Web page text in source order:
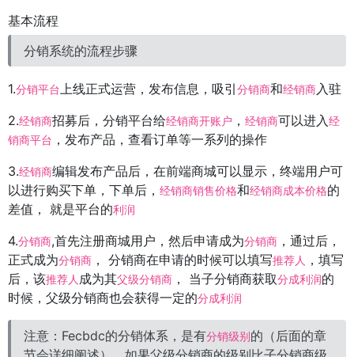
基本流程
分销系统的流程步骤
1.分销平台上线正式运营，发布信息，吸引分销商和经销商入驻
2.经销商招募后，分销平台给经销商开账户 ， 经销商可以进入经
销商平台 ，发布产品，查看订单等一系列的操作
3.经销商编辑发布产品后，在前端商城可以显示，终端用户可
以进行购买下单，下单后， 经销商销售价格和经销商成本价格的
差值， 就是平台的利润
4.分销商,首先注册商城用户，然后申请成为分销商 ，通过后，
正式成为分销商 ， 分销商在申请的时候可以填写推荐人
，填写
后，该推荐人 成为其父级分销商 ， 当子分销商获取分成利润的
时候，父级分销商也会获得一定的分成利润
注意：Fecbdc的分销体系，是有分销级别 的（后面的章